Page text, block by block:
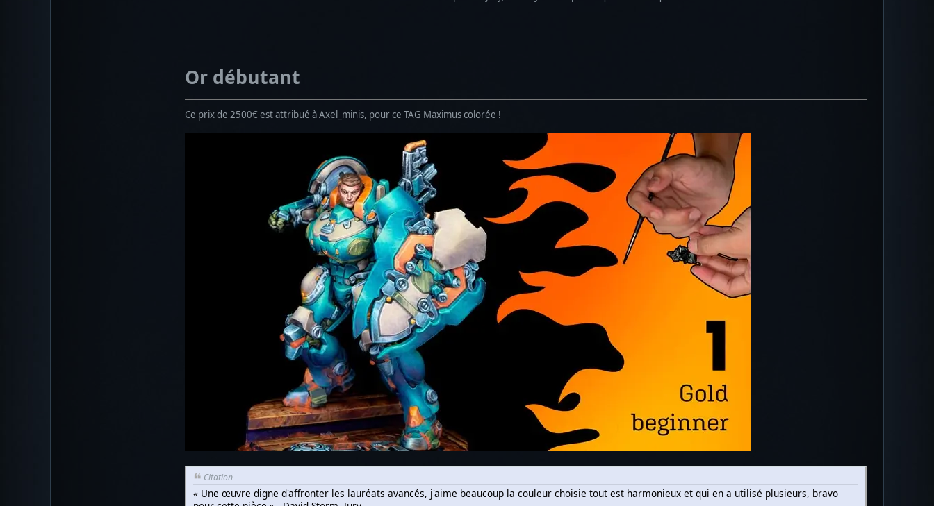
Or débutant
Ce prix de 2500€ est attribué à Axel_minis, pour ce TAG Maximus colorée !
Citation
« Une œuvre digne d'affronter les lauréats avancés, j'aime beaucoup la couleur choisie tout est harmonieux et qui en a utilisé plusieurs, bravo